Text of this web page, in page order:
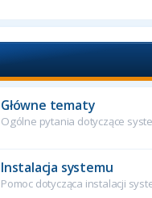
Główne tematy
Ogólne pytania dotyczące
Instalacja systemu
Pomoc dotycząca instalacji